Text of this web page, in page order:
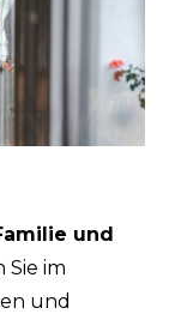
und
im
und